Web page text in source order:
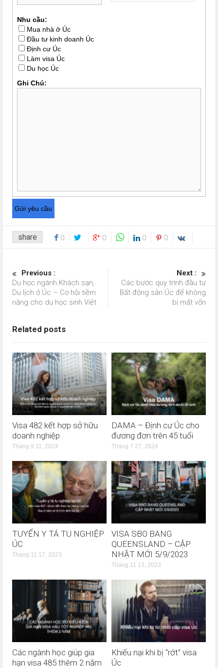
Nhu cầu:
Mua nhà ở Úc
Đầu tư kinh doanh Úc
Định cư Úc
Làm visa Úc
Du học Úc
Ghi Chú:
share 0 0 0 0
Previous :
Du học ngành Khách sạn,
Du lịch ở Úc – Cơ hội tiềm
năng cho du học sinh Việt
Next :
Các bước quy trình đầu tư
Bất động sản Úc để không
bị mất vốn
Related posts
Visa 482 kết hợp sở hữu
doanh nghiệp
Tháng 9 11, 2024
DAMA – Định cư Úc cho
đương đơn trên 45 tuổi
Tháng 7 27, 2024
TUYỂN Y TÁ TU NGHIỆP
ÚC
Tháng 11 17, 2023
VISA SBO BANG
QUEENSLAND – CẬP
NHẬT MỚI 5/9/2023
Tháng 11 13, 2023
Các ngành học giúp gia
hạn visa 485 thêm 2 năm
Khiếu nại khi bị “rớt” visa
Úc